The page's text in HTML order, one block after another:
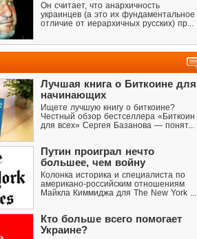
Он считает, что анархичность
украинцев (а это их фундаментальное
отличие от иерархичных русских) пр...
Лучшая книга о Биткоине для
начинающих
Ищете лучшую книгу о биткоине?
Честный обзор бестселлера «Биткоин
для всех» Сергея Базанова — понят...
Путин проиграл нечто
большее, чем войну
Колонка историка и специалиста по
американо-российским отношениям
Майкла Киммиджа для The New York ...
Кто больше всего помогает
Украине?